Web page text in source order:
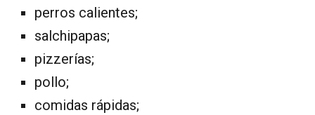
perros calientes;
salchipapas;
pizzerías;
pollo;
comidas rápidas;